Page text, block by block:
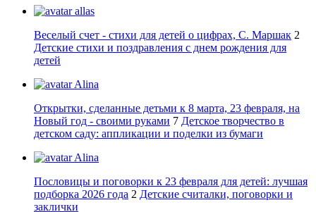
allas
Веселый счет - стихи для детей о цифрах, С. Маршак 2
Детские стихи и поздравления с днем рождения для
детей
Alina
Открытки, сделанные детьми к 8 марта, 23 февраля, на
Новый год - своими руками 7 Детское творчество в
детском саду: аппликации и поделки из бумаги
Alina
Пословицы и поговорки к 23 февраля для детей: лучшая
подборка 2026 года 2 Детские считалки, поговорки и
заклички